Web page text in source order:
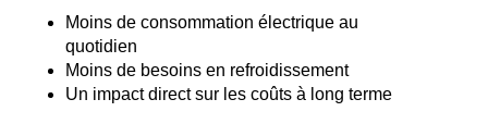
Moins de consommation électrique au
quotidien
Moins de besoins en refroidissement
Un impact direct sur les coûts à long terme